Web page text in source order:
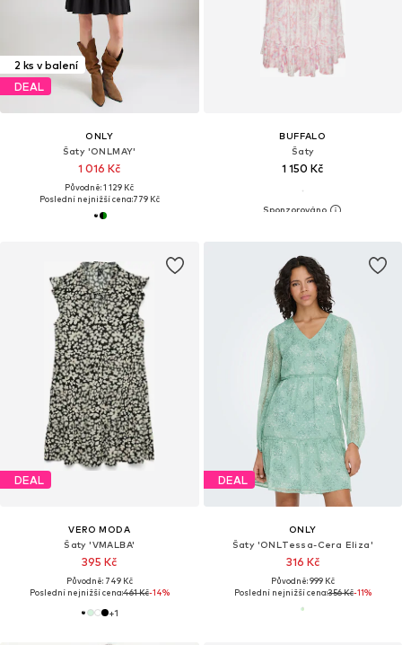
2 ks v balení
DEAL
ONLY
Šaty 'ONLMAY'
1 016 Kč
Původně: 1 129 Kč
Poslední nejnižší cena:779 Kč
BUFFALO
Šaty
1 150 Kč
DEAL
VERO MODA
Šaty 'VMALBA'
395 Kč
Původně: 749 Kč
Poslední nejnižší cena:461 Kč-14%
+1
DEAL
ONLY
Šaty 'ONLTessa-Cera Eliza'
316 Kč
Původně: 999 Kč
Poslední nejnižší cena:356 Kč-11%